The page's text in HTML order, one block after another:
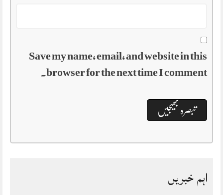
Save my name, email, and website in this
browser for the next time I comment.
اہم خبریں